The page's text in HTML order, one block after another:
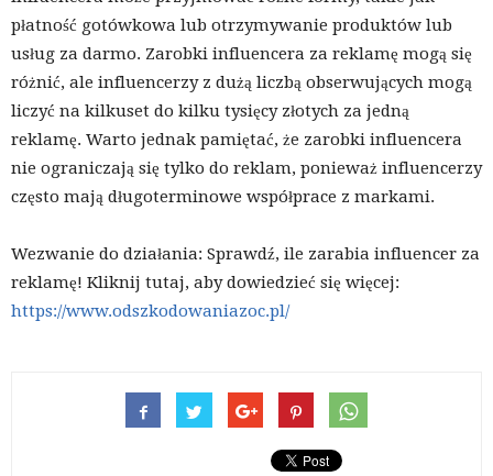
płatność gotówkowa lub otrzymywanie produktów lub
usług za darmo. Zarobki influencera za reklamę mogą się
różnić, ale influencerzy z dużą liczbą obserwujących mogą
liczyć na kilkuset do kilku tysięcy złotych za jedną
reklamę. Warto jednak pamiętać, że zarobki influencera
nie ograniczają się tylko do reklam, ponieważ influencerzy
często mają długoterminowe współprace z markami.
Wezwanie do działania: Sprawdź, ile zarabia influencer za
reklamę! Kliknij tutaj, aby dowiedzieć się więcej:
https://www.odszkodowaniazoc.pl/